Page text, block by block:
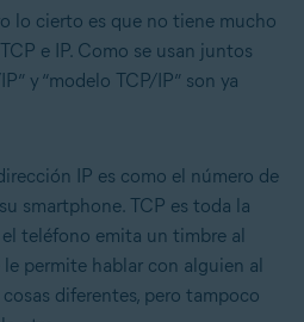
lo cierto es que no tiene mucho
e IP. Como se usan juntos
y “modelo TCP/IP” son ya
IP es como el número de
smartphone. TCP es toda la
teléfono emita un timbre al
permite hablar con alguien al
diferentes, pero tampoco